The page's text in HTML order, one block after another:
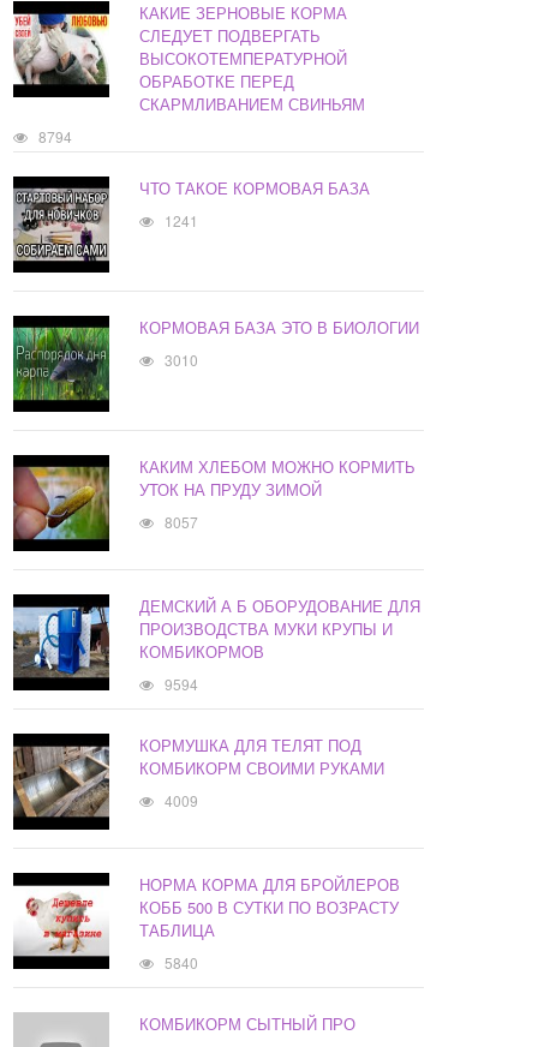
КАКИЕ ЗЕРНОВЫЕ КОРМА
СЛЕДУЕТ ПОДВЕРГАТЬ
ВЫСОКОТЕМПЕРАТУРНОЙ
ОБРАБОТКЕ ПЕРЕД
СКАРМЛИВАНИЕМ СВИНЬЯМ
8794
ЧТО ТАКОЕ КОРМОВАЯ БАЗА
1241
КОРМОВАЯ БАЗА ЭТО В БИОЛОГИИ
3010
КАКИМ ХЛЕБОМ МОЖНО КОРМИТЬ
УТОК НА ПРУДУ ЗИМОЙ
8057
ДЕМСКИЙ А Б ОБОРУДОВАНИЕ ДЛЯ
ПРОИЗВОДСТВА МУКИ КРУПЫ И
КОМБИКОРМОВ
9594
КОРМУШКА ДЛЯ ТЕЛЯТ ПОД
КОМБИКОРМ СВОИМИ РУКАМИ
4009
НОРМА КОРМА ДЛЯ БРОЙЛЕРОВ
КОББ 500 В СУТКИ ПО ВОЗРАСТУ
ТАБЛИЦА
5840
КОМБИКОРМ СЫТНЫЙ ПРО